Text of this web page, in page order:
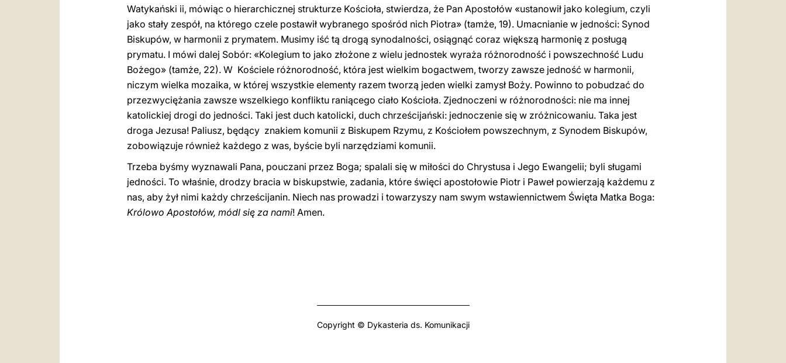
Watykański ii, mówiąc o hierarchicznej strukturze Kościoła, stwierdza, że Pan Apostołów «ustanowił jako kolegium, czyli
jako stały zespół, na którego czele postawił wybranego spośród nich Piotra» (tamże, 19). Umacnianie w jedności: Synod
Biskupów, w harmonii z prymatem. Musimy iść tą drogą synodalności, osiągnąć coraz większą harmonię z posługą
prymatu. I mówi dalej Sobór: «Kolegium to jako złożone z wielu jednostek wyraża różnorodność i powszechność Ludu
Bożego» (tamże, 22). W Kościele różnorodność, która jest wielkim bogactwem, tworzy zawsze jedność w harmonii,
niczym wielka mozaika, w której wszystkie elementy razem tworzą jeden wielki zamysł Boży. Powinno to pobudzać do
przezwyciężania zawsze wszelkiego konfliktu raniącego ciało Kościoła. Zjednoczeni w różnorodności: nie ma innej
katolickiej drogi do jedności. Taki jest duch katolicki, duch chrześcijański: jednoczenie się w zróżnicowaniu. Taka jest
droga Jezusa! Paliusz, będący znakiem komunii z Biskupem Rzymu, z Kościołem powszechnym, z Synodem Biskupów,
zobowiązuje również każdego z was, byście byli narzędziami komunii.
Trzeba byśmy wyznawali Pana, pouczani przez Boga; spalali się w miłości do Chrystusa i Jego Ewangelii; byli sługami
jedności. To właśnie, drodzy bracia w biskupstwie, zadania, które święci apostołowie Piotr i Paweł powierzają każdemu z
nas, aby żył nimi każdy chrześcijanin. Niech nas prowadzi i towarzyszy nam swym wstawiennictwem Święta Matka Boga:
Królowo Apostołów, módl się za nami! Amen.
Copyright © Dykasteria ds. Komunikacji